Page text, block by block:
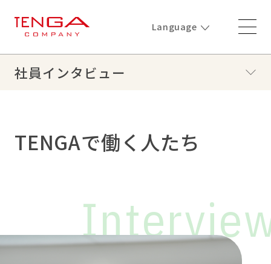
Language
社員インタビュー
TENGAで働く人たち